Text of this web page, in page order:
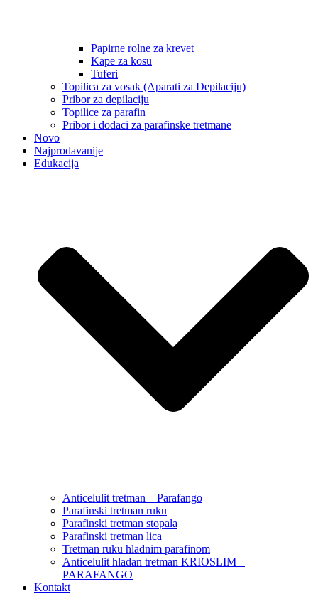
Papirne rolne za krevet
Kape za kosu
Tuferi
Topilica za vosak (Aparati za Depilaciju)
Pribor za depilaciju
Topilice za parafin
Pribor i dodaci za parafinske tretmane
Novo
Najprodavanije
Edukacija
Anticelulit tretman – Parafango
Parafinski tretman ruku
Parafinski tretman stopala
Parafinski tretman lica
Tretman ruku hladnim parafinom
Anticelulit hladan tretman KRIOSLIM –
PARAFANGO
Kontakt